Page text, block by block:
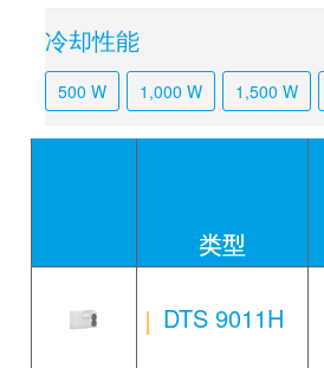
冷却性能
500 W 1,000 W 1,500 W
类型
DTS 9011H